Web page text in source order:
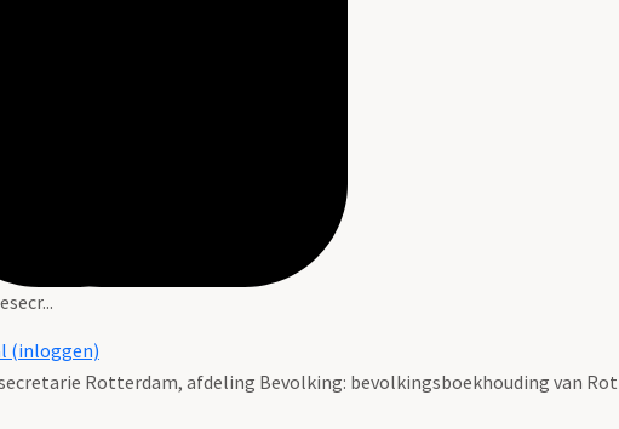
(inloggen)
Rotterdam, afdeling Bevolking: bevolkingsboekhouding van